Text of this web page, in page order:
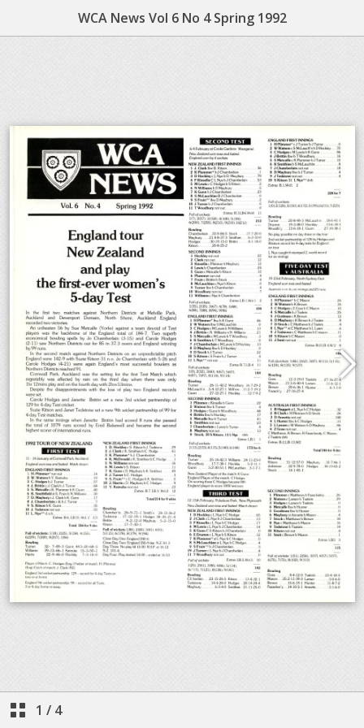
WCA News Vol 6 No 4 Spring 1992
1 / 4